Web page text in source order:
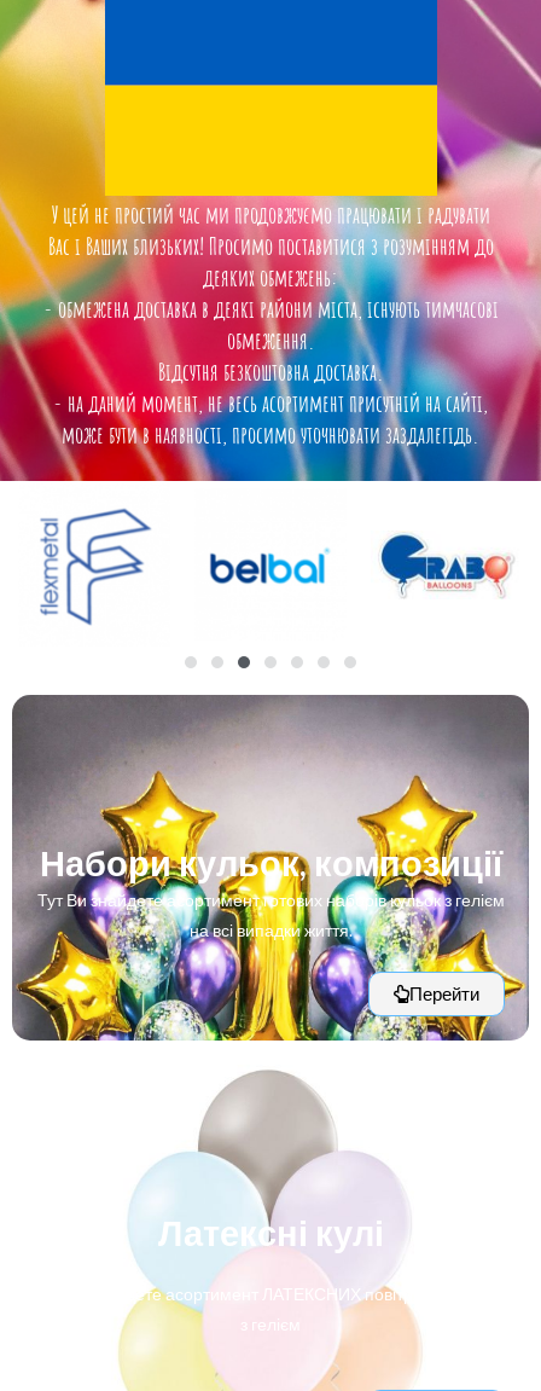
У цей не простий час ми продовжуємо працювати і радувати
Вас і Ваших близьких! Просимо поставитися з розумінням до
деяких обмежень:
- обмежена доставка в деякі райони міста, існують тимчасові
обмеження.
Відсутня безкоштовна доставка.
- на даний момент, не весь асортимент присутній на сайті,
може бути в наявності, просимо уточнювати заздалегідь.
Набори кульок, композиції
Тут Ви знайдете асортимент готових наборів кульок з гелієм
на всі випадки життя.
Перейти
Латексні кулі
Тут Ви знайдете асортимент ЛАТЕКСНИХ повітряних кульок
з гелієм